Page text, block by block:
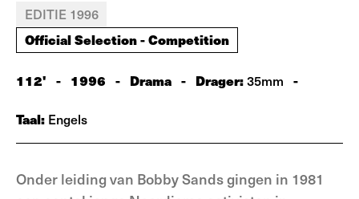
EDITIE 1996
Official Selection - Competition
112' - 1996 - Drama - Drager:35mm -
Taal: Engels
Onder leiding van Bobby Sands gingen in 1981